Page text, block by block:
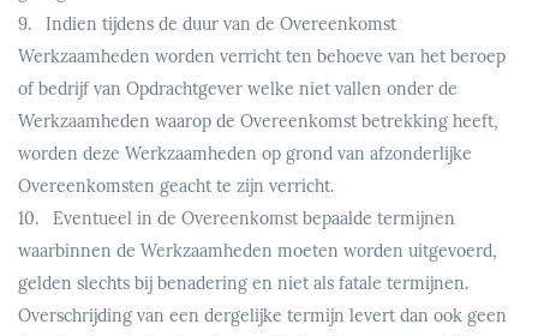
9. Indien tijdens de duur van de Overeenkomst
Werkzaamheden worden verricht ten behoeve van het beroep
of bedrijf van Opdrachtgever welke niet vallen onder de
Werkzaamheden waarop de Overeenkomst betrekking heeft,
worden deze Werkzaamheden op grond van afzonderlijke
Overeenkomsten geacht te zijn verricht.
10. Eventueel in de Overeenkomst bepaalde termijnen
waarbinnen de Werkzaamheden moeten worden uitgevoerd,
gelden slechts bij benadering en niet als fatale termijnen.
Overschrijding van een dergelijke termijn levert dan ook geen